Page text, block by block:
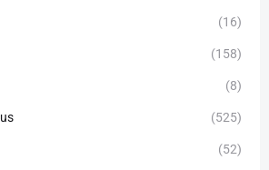
(16)
(158)
(8)
(525)
(52)